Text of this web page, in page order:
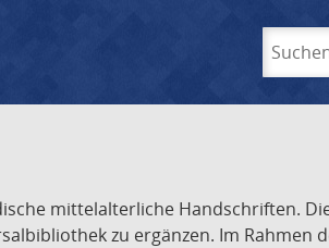
mittelalterliche Handschriften.
zu ergänzen. Im Rahmen